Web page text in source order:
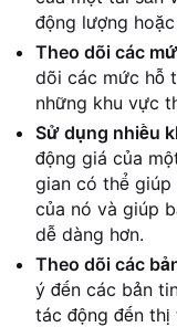
động lượng
Theo dõi các
dõi các mức hỗ
những khu vực
Sử dụng nhiều
động giá của
gian có thể giúp
của nó và giúp
dễ dàng hơn.
Theo dõi các
ý đến các bản
tác động đến thị